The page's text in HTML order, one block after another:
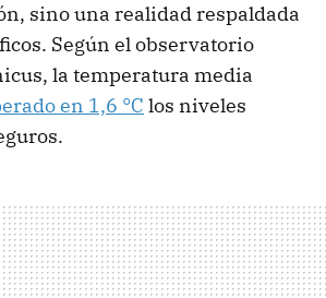
sino una realidad respaldada
Según el observatorio
la temperatura media
en 1,6 °C los niveles